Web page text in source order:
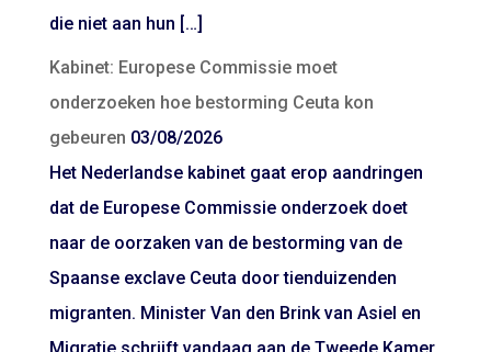
die niet aan hun […]
Kabinet: Europese Commissie moet
onderzoeken hoe bestorming Ceuta kon
gebeuren 03/08/2026
Het Nederlandse kabinet gaat erop aandringen
dat de Europese Commissie onderzoek doet
naar de oorzaken van de bestorming van de
Spaanse exclave Ceuta door tienduizenden
migranten. Minister Van den Brink van Asiel en
Migratie schrijft vandaag aan de Tweede Kamer